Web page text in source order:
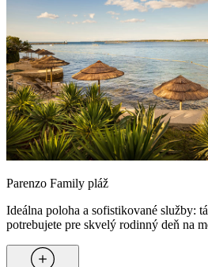
Parenzo Family pláž
Ideálna poloha a sofistikované služby:
potrebujete pre skvelý rodinný deň na